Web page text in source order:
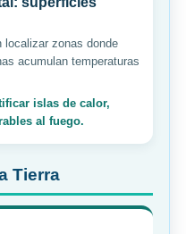
localizar zonas donde
acumulan temperaturas
islas de calor,
al fuego.
Tierra